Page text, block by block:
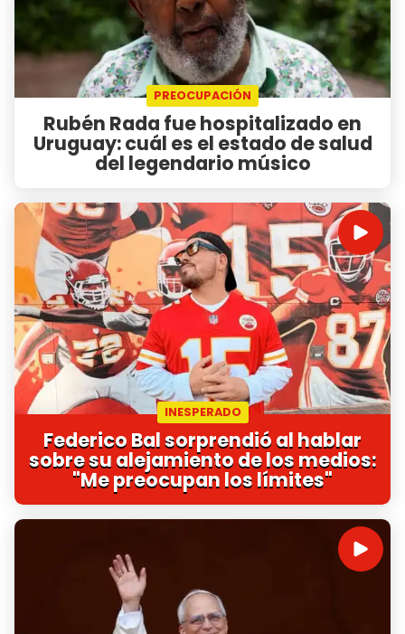
PREOCUPACIÓN
Rubén Rada fue hospitalizado en
Uruguay: cuál es el estado de salud
del legendario músico
INESPERADO
Federico Bal sorprendió al hablar
sobre su alejamiento de los medios:
"Me preocupan los límites"